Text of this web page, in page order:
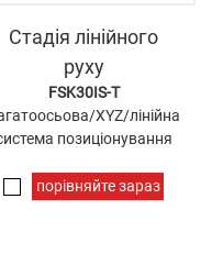
Стадія лінійного
руху
FSK30IS-T
XYZ/лінійна
позиціонування
порівняйте зараз